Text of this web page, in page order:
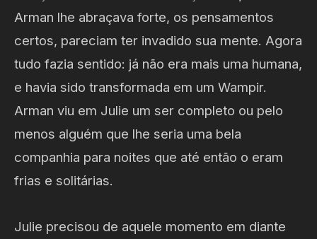
Arman lhe abraçava forte, os pensamentos
certos, pareciam ter invadido sua mente. Agora
tudo fazia sentido: já não era mais uma humana,
e havia sido transformada em um Wampir.
Arman viu em Julie um ser completo ou pelo
menos alguém que lhe seria uma bela
companhia para noites que até então o eram
frias e solitárias.
Julie precisou de aquele momento em diante